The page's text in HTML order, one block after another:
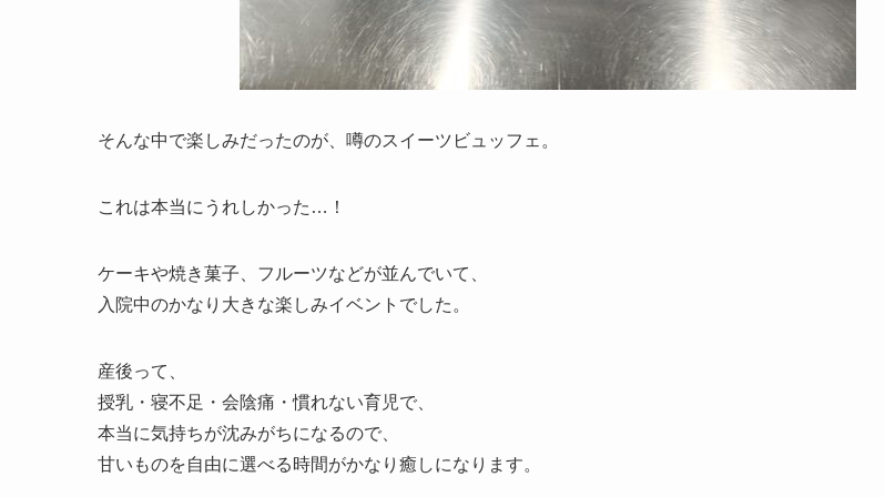
そんな中で楽しみだったのが、噂のスイーツビュッフェ。
これは本当にうれしかった…！
ケーキや焼き菓子、フルーツなどが並んでいて、
入院中のかなり大きな楽しみイベントでした。
産後って、
授乳・寝不足・会陰痛・慣れない育児で、
本当に気持ちが沈みがちになるので、
甘いものを自由に選べる時間がかなり癒しになります。